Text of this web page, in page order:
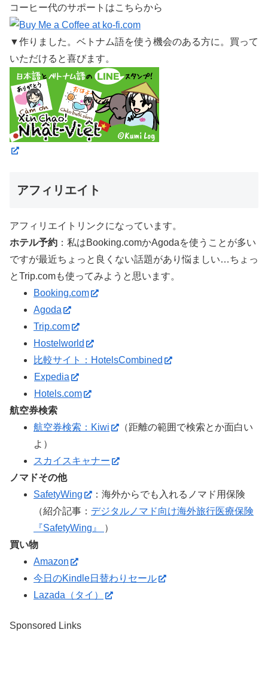
コーヒー代のサポートはこちらから
▼作りました。ベトナム語を使う機会のある方に。買って
いただけると喜びます。
アフィリエイト
アフィリエイトリンクになっています。
ホテル予約 ：私はBooking.comかAgodaを使うことが多い
ですが最近ちょっと良くない話題があり悩ましい…ちょっ
とTrip.comも使ってみようと思います。
Booking.com
Agoda
Trip.com
Hostelworld
比較サイト：HotelsCombined
Expedia
Hotels.com
航空券検索
航空券検索：Kiwi
（距離の範囲で検索とか面白い
よ）
スカイスキャナー
ノマドその他
SafetyWing
：海外からでも入れるノマド用保険
（紹介記事： デジタルノマド向け海外旅行医療保険
『SafetyWing』
）
買い物
Amazon
今日のKindle日替わりセール
Lazada（タイ）
Sponsored Links